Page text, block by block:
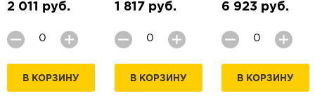
2 011 руб.
В КОРЗИНУ
1 817 руб.
В КОРЗИНУ
6 923 руб.
В КОРЗИНУ